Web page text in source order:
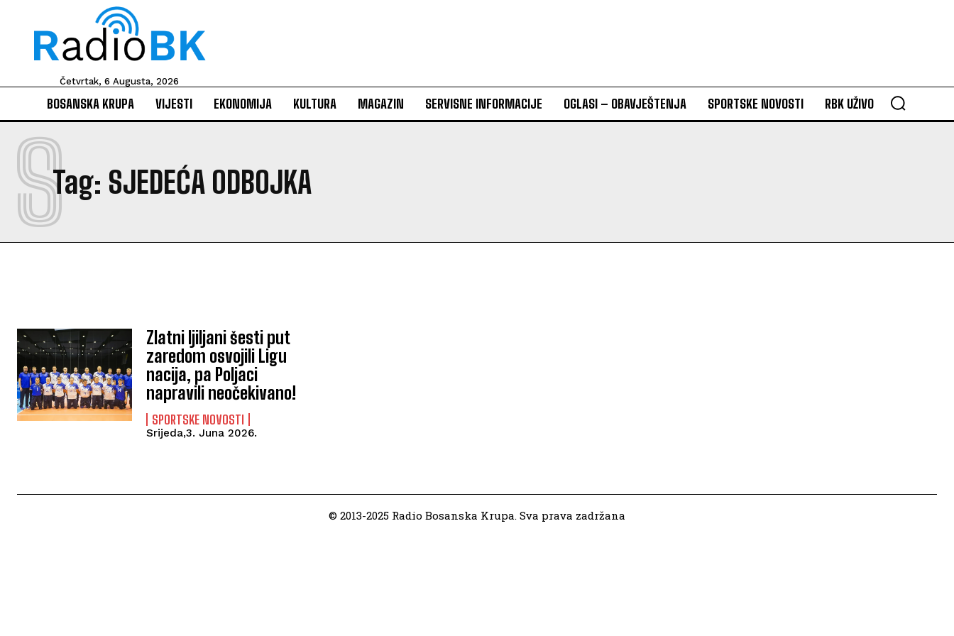
Četvrtak, 6 Augusta, 2026
BOSANSKA KRUPA VIJESTI EKONOMIJA KULTURA MAGAZIN SERVISNE INFORMACIJE OGLASI – OBAVJEŠTENJA SPORTSKE NOVOSTI RBK UŽIVO
Tag: SJEDEĆA ODBOJKA
S
Zlatni ljiljani šesti put
zaredom osvojili Ligu
nacija, pa Poljaci
napravili neočekivano!
SPORTSKE NOVOSTI
Srijeda,3. Juna 2026.
© 2013-2025 Radio Bosanska Krupa. Sva prava zadržana